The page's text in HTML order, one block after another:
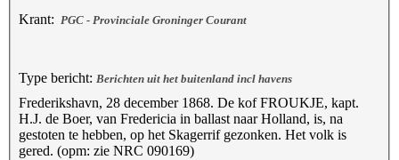
Krant: PGC - Provinciale Groninger Courant
Type bericht: Berichten uit het buitenland incl havens
Frederikshavn, 28 december 1868. De kof FROUKJE, kapt.
H.J. de Boer, van Fredericia in ballast naar Holland, is, na
gestoten te hebben, op het Skagerrif gezonken. Het volk is
gered. (opm: zie NRC 090169)